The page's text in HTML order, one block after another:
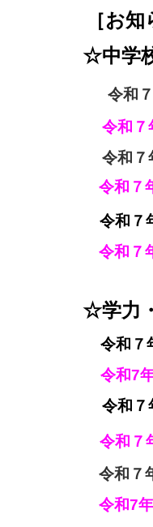
［お知
☆中学
令和
令和７
令和
令和７
令和７
令和７
☆学力
令和７
令和7
令和７
令和 ７
令和７
令和7